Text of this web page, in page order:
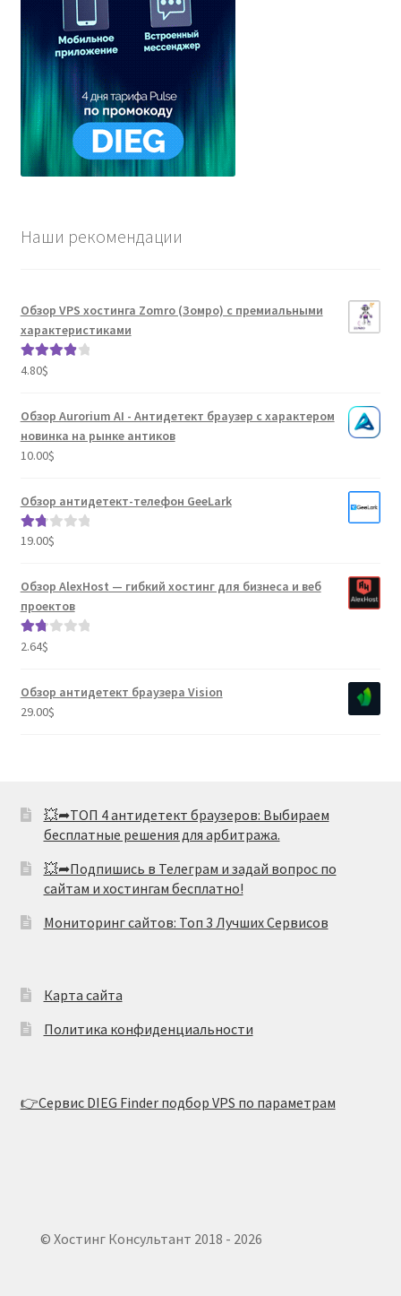
Наши рекомендации
Обзор VPS хостинга Zomro (Зомро) с премиальными
характеристиками
Оценка
4.80$
Обзор Aurorium AI - Антидетект браузер с характером
новинка на рынке антиков
10.00$
Обзор антидетект-телефон GeeLark
Оце
1.80
19.00$
Обзор AlexHost — гибкий хостинг для бизнеса и веб
проектов
Оце
1.80
2.64$
Обзор антидетект браузера Vision
29.00$
💥➦ТОП 4 антидетект браузеров: Выбираем
бесплатные решения для арбитража.
💥➦Подпишись в Телеграм и задай вопрос по
сайтам и хостингам бесплатно!
Мониторинг сайтов: Топ 3 Лучших Сервисов
Карта сайта
Политика конфиденциальности
👉Сервис DIEG Finder подбор VPS по параметрам
© Хостинг Консультант 2018 - 2026